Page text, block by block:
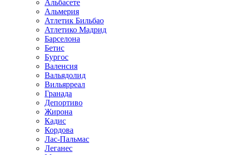
Альбасете
Альмерия
Атлетик Бильбао
Атлетико Мадрид
Барселона
Бетис
Бургос
Валенсия
Вальядолид
Вильярреал
Гранада
Депортиво
Жирона
Кадис
Кордова
Лас-Пальмас
Леганес